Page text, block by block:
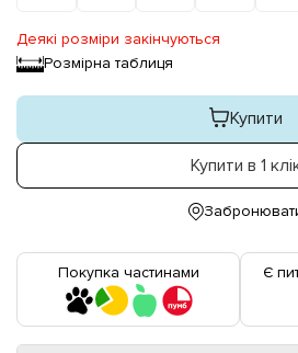
Деякі розміри закінчуються
Розмірна таблиця
Купити
Купити в 1
Покупка частинами Є